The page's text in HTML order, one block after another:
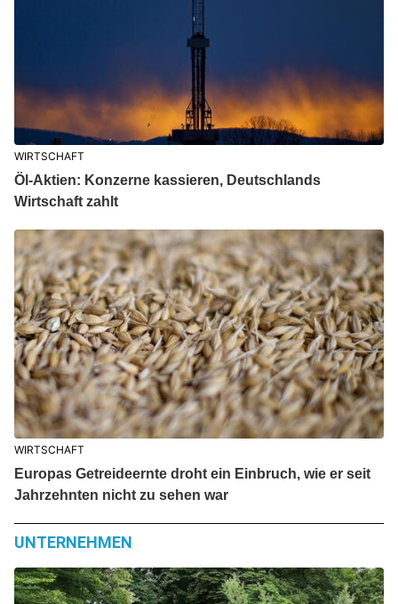
WIRTSCHAFT
Öl-Aktien: Konzerne kassieren, Deutschlands
Wirtschaft zahlt
WIRTSCHAFT
Europas Getreideernte droht ein Einbruch, wie er seit
Jahrzehnten nicht zu sehen war
UNTERNEHMEN